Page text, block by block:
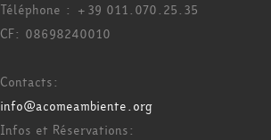
Téléphone : +39 011.070.25.35
CF: 08698240010
Contacts:
info@acomeambiente.org
Infos et Réservations: